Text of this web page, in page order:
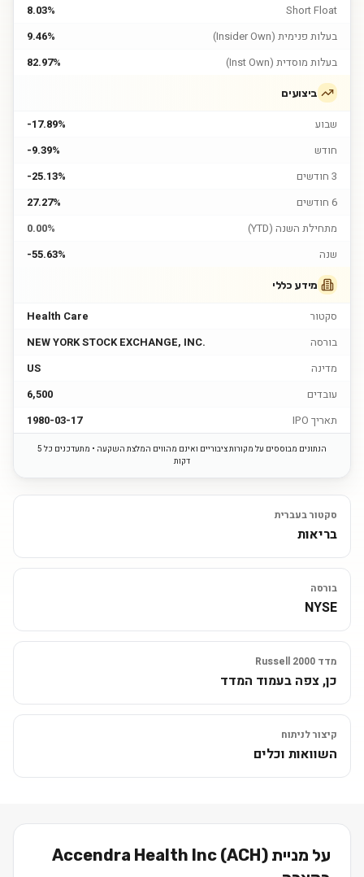
Short Float
8.03%
בעלות פנימית (Insider Own)
9.46%
בעלות מוסדית (Inst Own)
82.97%
ביצועים
שבוע
-17.89%
חודש
-9.39%
3 חודשים
-25.13%
6 חודשים
27.27%
מתחילת השנה (YTD)
0.00%
שנה
-55.63%
מידע כללי
סקטור
Health Care
בורסה
NEW YORK STOCK EXCHANGE, INC.
מדינה
US
עובדים
6,500
תאריך IPO
1980-03-17
הנתונים מבוססים על מקורות ציבוריים ואינם מהווים המלצת השקעה • מתעדכנים כל 5
דקות
סקטור בעברית
בריאות
בורסה
NYSE
מדד Russell 2000
כן, צפה בעמוד המדד
קיצור לניתוח
השוואות וכלים
על מניית Accendra Health Inc (ACH)